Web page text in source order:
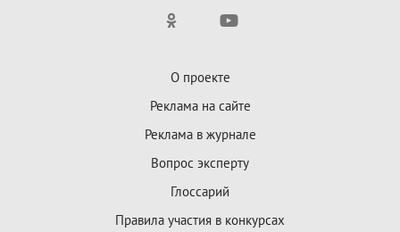
О проекте
Реклама на сайте
Реклама в журнале
Вопрос эксперту
Глоссарий
Правила участия в конкурсах